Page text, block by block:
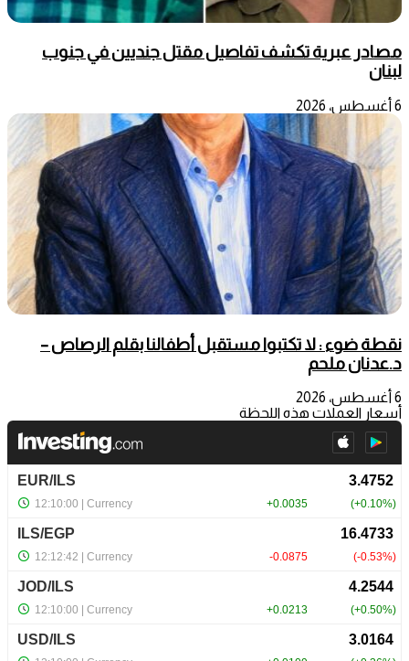
مصادر عبرية تكشف تفاصيل مقتل جنديين في جنوب
لبنان
6 أغسطس، 2026
نقطة ضوء : لا تكتبوا مستقبل أطفالنا بقلم الرصاص –
د.عدنان ملحم
6 أغسطس، 2026
أسعار العملات هذه اللحظة